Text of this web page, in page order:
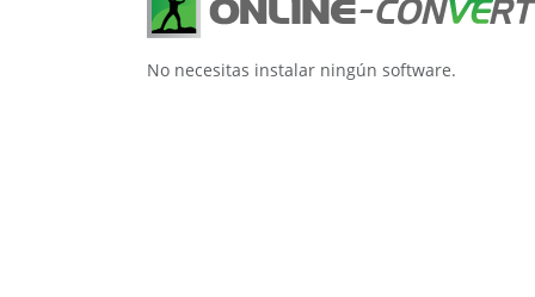
No necesitas instalar ningún software.